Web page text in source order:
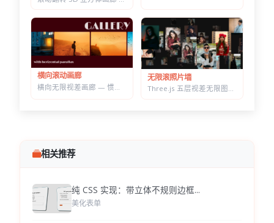
横向滚动画廊
无限滚照片墙
相关推荐
纯 CSS 实现：带立体不规则边框...
美化表单